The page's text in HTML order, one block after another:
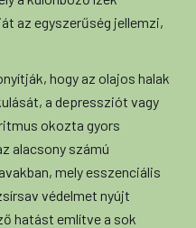
az egyszerűség jellemzi,
hogy az olajos halak
a depressziót vagy
okozta gyors
alacsony számú
mely esszenciális
védelmet nyújt
hatást említve a sok